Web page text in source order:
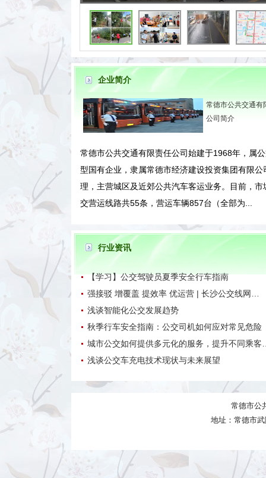
为视线“让路” 为安全“加分…送关怀、忆军旅、优服务——
雨中，他冲下车做
球
企业简介
常德市公共交通有
公司简介
常德市公共交通有限责任公司始建于1968年，属
型国有企业，隶属常德市经济建设投资集团有限公
理，主营城区及近郊公共汽车客运业务。目前，市
交营运线路共55条，营运车辆857台（全部为...
行业资讯
【学习】公交驾驶员夏季安全行车指南
强接驳 增覆盖 提效率 优运营 | 长沙公交线网…
浅谈智能化公交发展趋势
秋季行车安全指南：公交司机如何应对常见危险
城市公交如何提供多元化的服务，提升不同乘
浅谈公交车充电技术现状与未来展望
常德市公
地址：常德市